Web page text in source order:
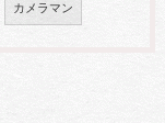
カメラマン